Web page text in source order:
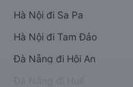
Hà Nội đi Sa Pa
Hà Nội đi Tam Đảo
Đà Nẵng đi Hội An